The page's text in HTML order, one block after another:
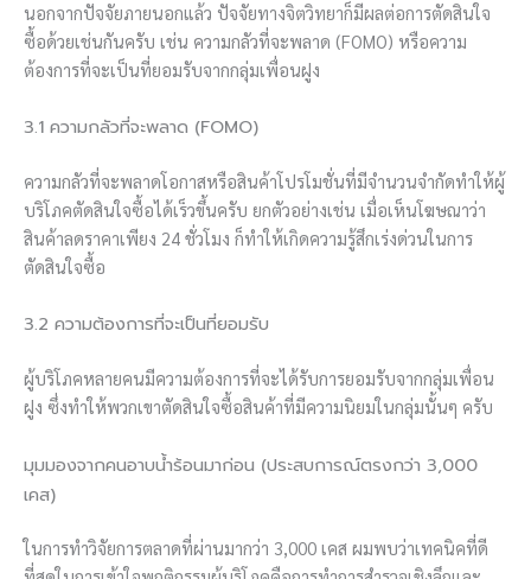
นอกจากปัจจัยภายนอกแล้ว ปัจจัยทางจิตวิทยาก็มีผลต่อการตัดสินใจ
ซื้อด้วยเช่นกันครับ เช่น ความกลัวที่จะพลาด (FOMO) หรือความ
ต้องการที่จะเป็นที่ยอมรับจากกลุ่มเพื่อนฝูง
3.1 ความกลัวที่จะพลาด (FOMO)
ความกลัวที่จะพลาดโอกาสหรือสินค้าโปรโมชั่นที่มีจำนวนจำกัดทำให้ผู้
บริโภคตัดสินใจซื้อได้เร็วขึ้นครับ ยกตัวอย่างเช่น เมื่อเห็นโฆษณาว่า
สินค้าลดราคาเพียง 24 ชั่วโมง ก็ทำให้เกิดความรู้สึกเร่งด่วนในการ
ตัดสินใจซื้อ
3.2 ความต้องการที่จะเป็นที่ยอมรับ
ผู้บริโภคหลายคนมีความต้องการที่จะได้รับการยอมรับจากกลุ่มเพื่อน
ฝูง ซึ่งทำให้พวกเขาตัดสินใจซื้อสินค้าที่มีความนิยมในกลุ่มนั้นๆ ครับ
มุมมองจากคนอาบน้ำร้อนมาก่อน (ประสบการณ์ตรงกว่า 3,000
เคส)
ในการทำวิจัยการตลาดที่ผ่านมากว่า 3,000 เคส ผมพบว่าเทคนิคที่ดี